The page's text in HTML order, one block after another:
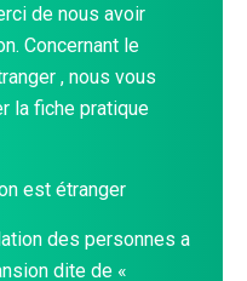
de nous avoir
Concernant le
, nous vous
la fiche pratique
est étranger
des personnes a
dite de «